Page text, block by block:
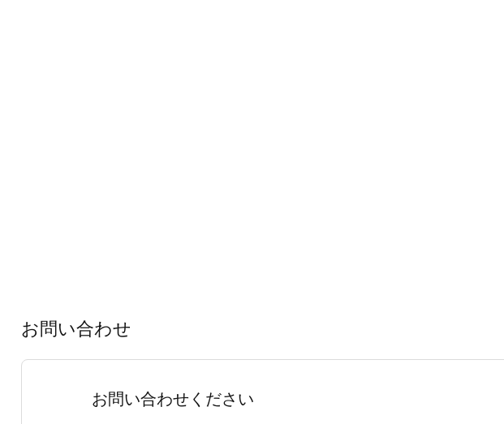
お問い合わせ
お問い合わせください